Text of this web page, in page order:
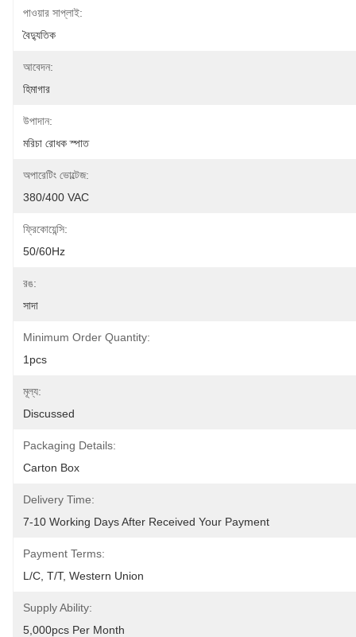
পাওয়ার সাপ্লাই:
বৈদ্যুতিক
আবেদন:
হিমাগার
উপাদান:
মরিচা রোধক স্পাত
অপারেটিং ভোল্টেজ:
380/400 VAC
ফ্রিকোয়েন্সি:
50/60Hz
রঙ:
সাদা
Minimum Order Quantity:
1pcs
মূল্য:
Discussed
Packaging Details:
Carton Box
Delivery Time:
7-10 Working Days After Received Your Payment
Payment Terms:
L/C, T/T, Western Union
Supply Ability:
5,000pcs Per Month